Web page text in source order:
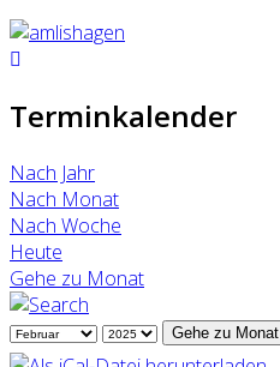
Terminkalender
Nach Jahr
Nach Monat
Nach Woche
Heute
Gehe zu Monat
Gehe zu Monat